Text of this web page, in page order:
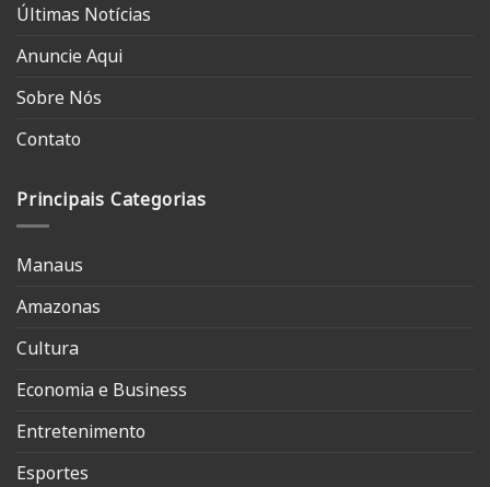
Últimas Notícias
Anuncie Aqui
Sobre Nós
Contato
Principais Categorias
Manaus
Amazonas
Cultura
Economia e Business
Entretenimento
Esportes